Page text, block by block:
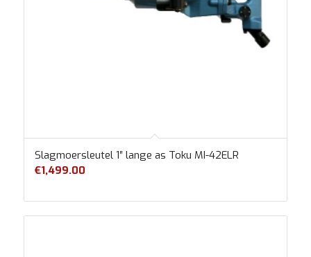
Slagmoersleutel 1″ lange as Toku MI-42ELR
€1,499.00